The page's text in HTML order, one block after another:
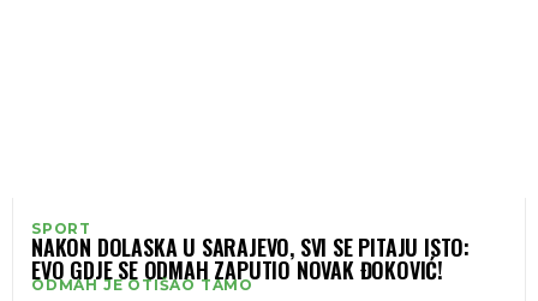
SPORT
NAKON DOLASKA U SARAJEVO, SVI SE PITAJU ISTO:
EVO GDJE SE ODMAH ZAPUTIO NOVAK ĐOKOVIĆ!
ODMAH JE OTIŠAO TAMO